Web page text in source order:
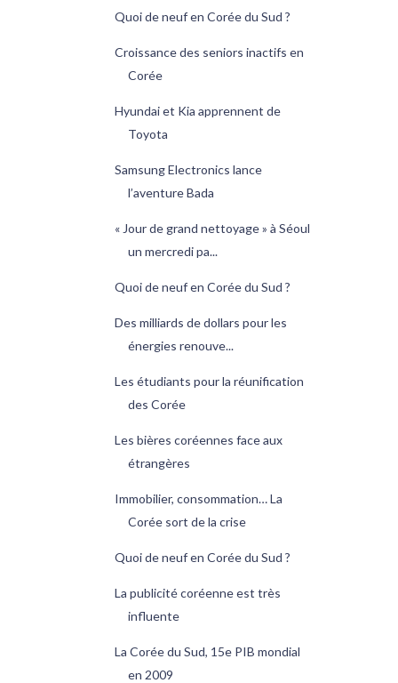
Quoi de neuf en Corée du Sud ?
Croissance des seniors inactifs en
Corée
Hyundai et Kia apprennent de
Toyota
Samsung Electronics lance
l’aventure Bada
« Jour de grand nettoyage » à Séoul
un mercredi pa...
Quoi de neuf en Corée du Sud ?
Des milliards de dollars pour les
énergies renouve...
Les étudiants pour la réunification
des Corée
Les bières coréennes face aux
étrangères
Immobilier, consommation… La
Corée sort de la crise
Quoi de neuf en Corée du Sud ?
La publicité coréenne est très
influente
La Corée du Sud, 15e PIB mondial
en 2009